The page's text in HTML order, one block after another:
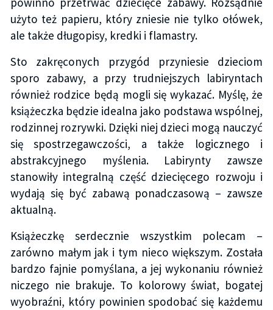
użyto też papieru, który zniesie nie tylko ołówek,
ale także długopisy, kredki i flamastry.
Sto zakręconych przygód przyniesie dzieciom
sporo zabawy, a przy trudniejszych labiryntach
również rodzice będą mogli się wykazać. Myślę, że
książeczka będzie idealna jako podstawa wspólnej,
rodzinnej rozrywki. Dzięki niej dzieci mogą nauczyć
się spostrzegawczości, a także logicznego i
abstrakcyjnego myślenia. Labirynty zawsze
stanowiły integralną część dziecięcego rozwoju i
wydają się być zabawą ponadczasową – zawsze
aktualną.
Książeczkę serdecznie wszystkim polecam –
zarówno małym jak i tym nieco większym. Została
bardzo fajnie pomyślana, a jej wykonaniu również
niczego nie brakuje. To kolorowy świat, bogatej
wyobraźni, który powinien spodobać się każdemu